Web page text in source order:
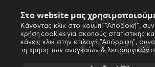
Στο website μας
Κάνοντας κλικ στο κουμπί "Αποδοχή",
χρήση cookies για σκοπούς στατιστικής
κάνεις κλικ στην επιλογή "Απόρριψη",
τη χρήση των αναγκαίων & λειτουργικών
FOLLOW US